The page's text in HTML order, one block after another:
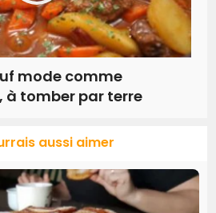
mode comme
à tomber par terre
aussi aimer